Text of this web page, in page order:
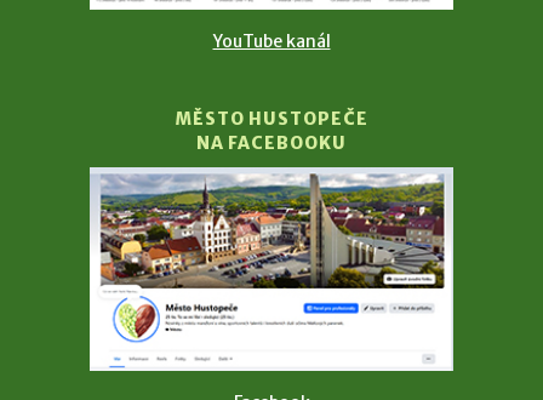
YouTube kanál
MĚSTO HUSTOPEČE
NA FACEBOOKU